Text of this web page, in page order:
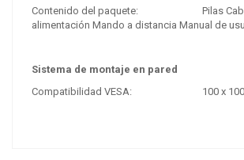
Contenido del paquete:
Pilas
alimentación Mando a distancia Manual de
Sistema de montaje en pared
Compatibilidad VESA:
100 x 100